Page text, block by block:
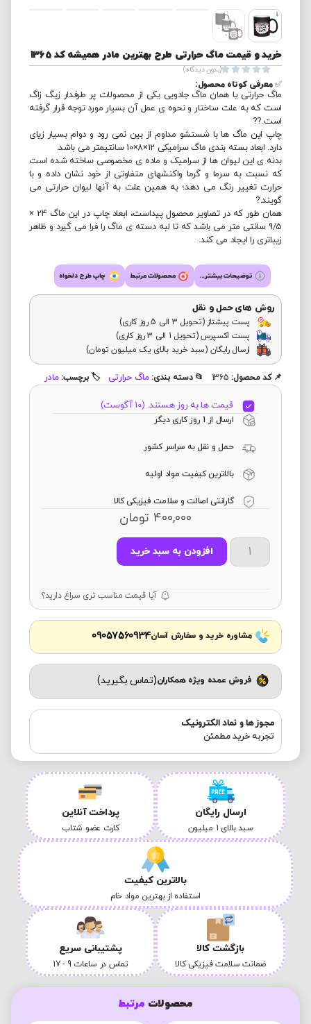
خرید و قیمت ماگ حرارتی طرح بهترین مادر همیشه کد 1365




(بدون دیدگاه)
✅ معرفی کوتاه محصول:
ماگ حرارتی یا همان ماگ جادویی یکی از محصولات پر طرفدار زیگ زاگ
است که به علت ساختار و نحوه ی عمل آن بسیار مورد توجه قرار گرفته
است.??
چاپ این ماگ ها با شستشو مداوم از بین نمی رود و دوام بسیار زیای
دارد. ابعاد بسته بندی ماگ سرامیکی 12×8×10 سانتیمتر می باشد.
بدنه ی این لیوان ها از سرامیک و ماده ی مخصوصی ساخته شده است
که نسبت به سرما و گرما واکنشهای متفاوتی از خود نشان داده و با
حرارت تغییر رنگ می دهد؛ به همین علت به آنها لیوان حرارتی می
گویند.?
همان طور که در تصاویر محصول پیداست، ابعاد چاپ در این ماگ 24 ×
9/5 سانتی متر می باشد که تا لبه دسته ی ماگ را فرا می گیرد و ظاهر
زیباتری را ایجاد می کند.
توضیحات بیشتر... محصولات مرتبط چاپ طرح دلخواه
روش های حمل و نقل
پست پیشتاز (تحویل 3 الی 5 روز کاری)
پست اکسپرس (تحویل 1 الی 3 روز کاری)
ارسال رایگان (سبد خرید بالای یک میلیون تومان)
📌 کد محصول: 1365 📂 دسته بندی: ماگ حرارتی 🏷️ برچسب: مادر
قیمت ها به روز هستند. (10 آگوست)
ارسال از 1 روز کاری دیگر
حمل و نقل به سراسر کشور
بالاترین کیفیت مواد اولیه
گارانتی اصالت و سلامت فیزیکی کالا
400,000 تومان
افزودن به سبد خرید
آیا قیمت مناسب تری سراغ دارید؟
مشاوره خرید و سفارش آسان09057560934
فروش عمده ویژه همکاران(تماس بگیرید)
مجوز ها و نماد الکترونیک
تجربه خرید مطمئن
ارسال رایگان
سبد بالای 1 میلیون
پرداخت آنلاین
کارت عضو شتاب
بالاترین کیفیت
استفاده از بهترین مواد خام
بازگشت کالا
ضمانت سلامت فیزیکی کالا
پشتیبانی سریع
تماس در ساعات 9 - 17
محصولات مرتبط